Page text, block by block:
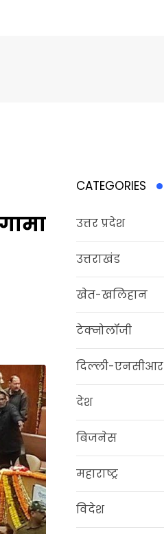
CATEGORIES
उत्तर प्रदेश
उत्तराखंड
खेत-खलिहान
टेक्नोलॉजी
दिल्‍ली-एनसीआर
देश
बिजनेस
महाराष्ट्र
विदेश